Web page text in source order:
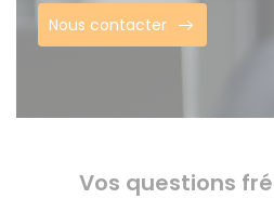
Nous contacter
Vos questions